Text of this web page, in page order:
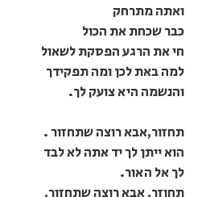
ואתה מתרחק
כבר שכחת את הכול
חי את הרגע הפסקת לשאול
למה באת לכן ומה תפקידך
והנשמה היא צועק לך.
תחזור,אבא רוצה שתחזור .
הוא ייתן לך יד אתה לא לבד
לך אל האור.
תחוזר, אבא רוצה שתחזור,